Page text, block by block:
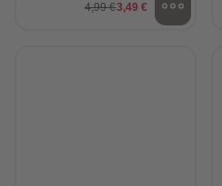
4,99 €3,49 €